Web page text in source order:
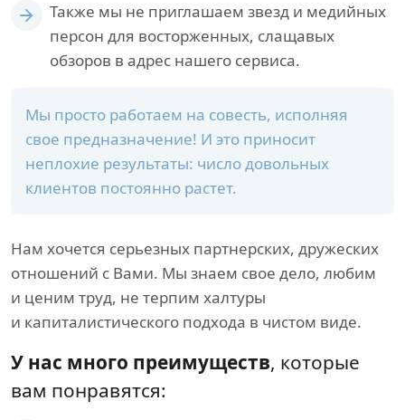
Также мы не приглашаем звезд и медийных
персон для восторженных, слащавых
обзоров в адрес нашего сервиса.
Мы просто работаем на совесть, исполняя
свое предназначение! И это приносит
неплохие результаты: число довольных
клиентов постоянно растет.
Нам хочется серьезных партнерских, дружеских
отношений с Вами. Мы знаем свое дело, любим
и ценим труд, не терпим халтуры
и капиталистического подхода в чистом виде.
У нас много преимуществ, которые
вам понравятся: